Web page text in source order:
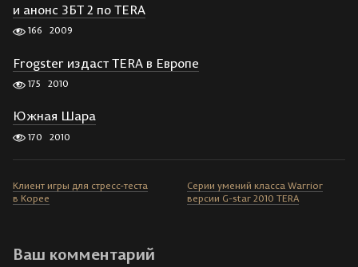
и анонс ЗБТ 2 по TERA
166 2009
Frogster издаст TERA в Европе
175 2010
Южная Шара
170 2010
Клиент игры для стресс-теста
в Корее
Серии умений класса Warrior
версии G-star 2010 TERA
Ваш комментарий